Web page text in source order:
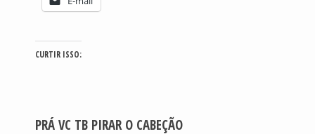
CURTIR ISSO:
PRÁ VC TB PIRAR O CABEÇÃO